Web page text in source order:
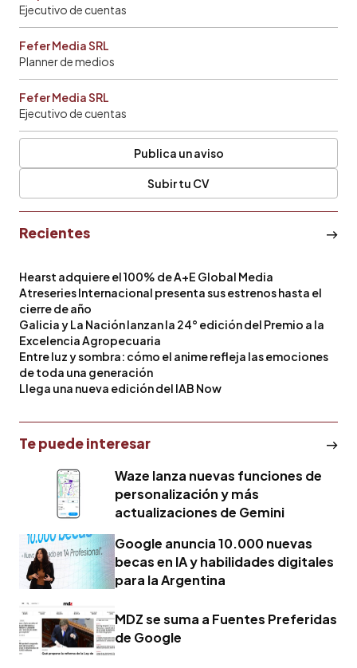
Ejecutivo de cuentas
Fefer Media SRL
Planner de medios
Fefer Media SRL
Ejecutivo de cuentas
Publica un aviso
Subir tu CV
Recientes
Hearst adquiere el 100% de A+E Global Media
Atreseries Internacional presenta sus estrenos hasta el
cierre de año
Galicia y La Nación lanzan la 24° edición del Premio a la
Excelencia Agropecuaria
Entre luz y sombra: cómo el anime refleja las emociones
de toda una generación
Llega una nueva edición del IAB Now
Te puede interesar
Waze lanza nuevas funciones de
personalización y más
actualizaciones de Gemini
Google anuncia 10.000 nuevas
becas en IA y habilidades digitales
para la Argentina
MDZ se suma a Fuentes Preferidas
de Google